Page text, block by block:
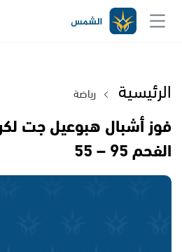
الرئيسية رياضة
فوز أشبال هبوعيل جت
الفحم 95 – 55